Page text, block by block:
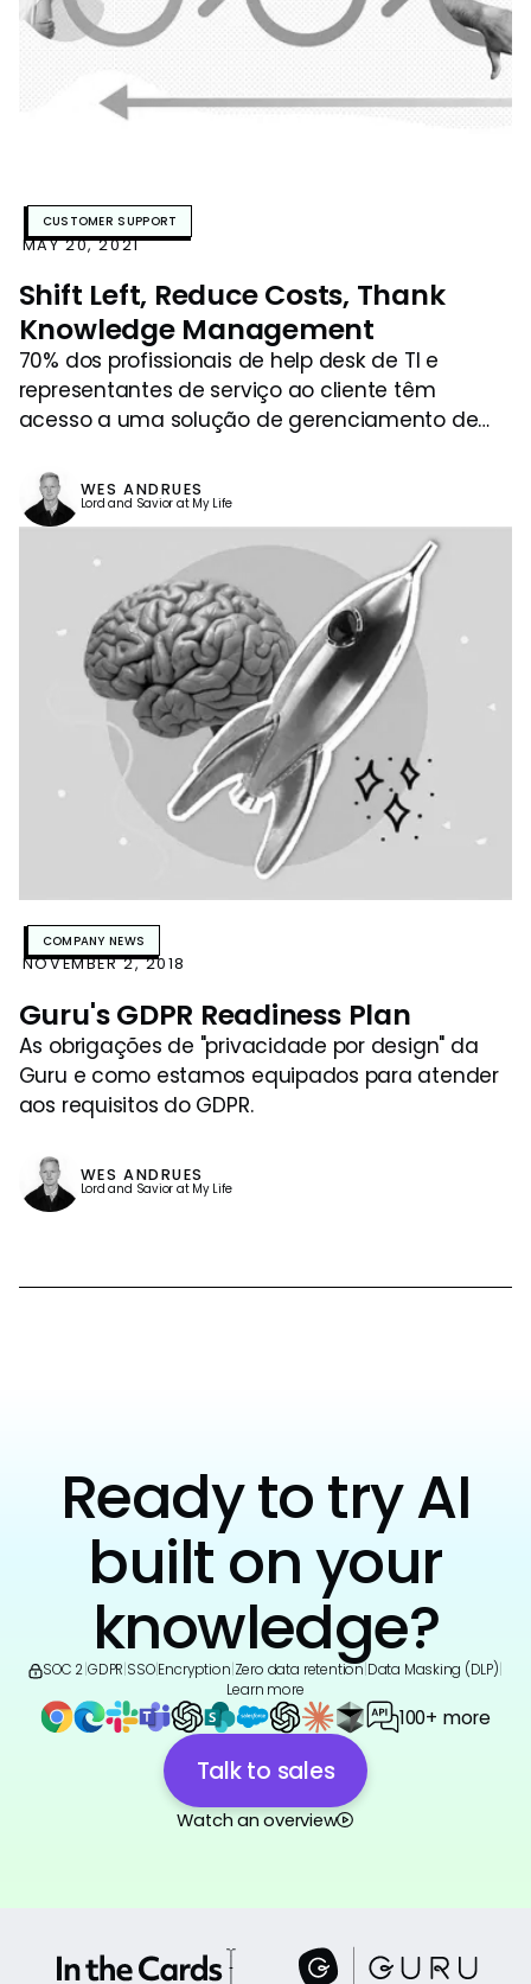
CUSTOMER SUPPORT
MAY 20, 2021
Shift Left, Reduce Costs, Thank
Knowledge Management
70% dos profissionais de help desk de TI e
representantes de serviço ao cliente têm
acesso a uma solução de gerenciamento de
esquerda e levar a resolução de tickets o mais
próximo possível do cliente. Descubra como o
gerenciamento de conhecimento reduz o help
WES ANDRUES
Lord and Savior at My Life
COMPANY NEWS
NOVEMBER 2, 2018
Guru's GDPR Readiness Plan
As obrigações de "privacidade por design" da
Guru e como estamos equipados para atender
aos requisitos do GDPR.
WES ANDRUES
Lord and Savior at My Life
Ready to try AI
built on your
knowledge?
SOC 2 GDPR SSO|Encryption Zero data retention Data Masking (DLP)
Learn more
100+ more
Talk to sales
Watch an overview